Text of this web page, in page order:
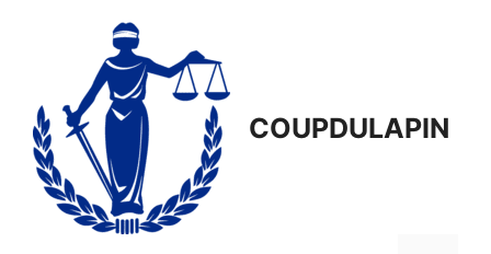
COUPDULAPIN